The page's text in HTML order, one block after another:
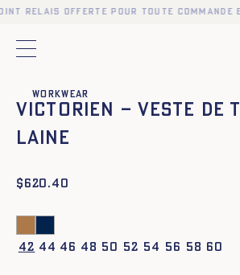
Workwear
Victorien – Veste de
laine
$ 620.40
42 44 46 48 50 52 54 56 58 60